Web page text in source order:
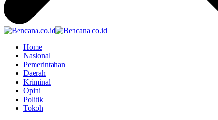
Home
Nasional
Pemerintahan
Daerah
Kriminal
Opini
Politik
Tokoh